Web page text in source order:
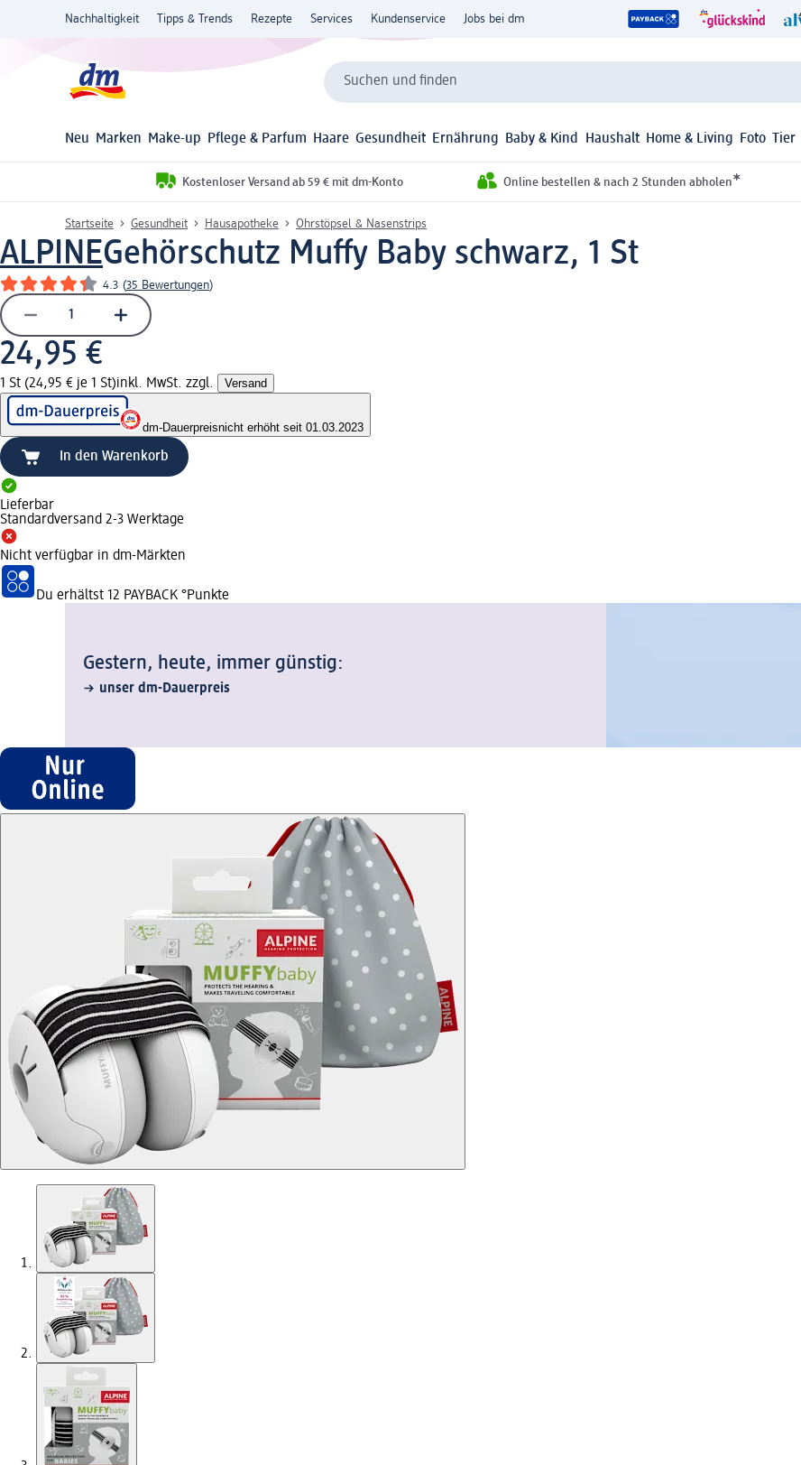
Nachhaltigkeit Tipps & Trends Rezepte Services Kundenservice Jobs bei dm
Suchen und finden
Neu Marken Make-up Pflege & Parfum Haare Gesundheit Ernährung Baby & Kind Haushalt Home & Living Foto Tier
Kostenloser Versand ab 59 € mit dm-Konto Online bestellen & nach 2 Stunden abholen*
Startseite Gesundheit Hausapotheke Ohrstöpsel & Nasenstrips
ALPINEGehörschutz Muffy Baby schwarz, 1 St
4.3 (35 Bewertungen)
24,95 €
1 St (24,95 € je 1 St)inkl. MwSt. zzgl. Versand
dm-Dauerpreisnicht erhöht seit 01.03.2023
In den Warenkorb
Lieferbar
Standardversand 2-3 Werktage
Nicht verfügbar in dm-Märkten
Du erhältst 12 PAYBACK °Punkte
Gestern, heute, immer günstig:
unser dm-Dauerpreis